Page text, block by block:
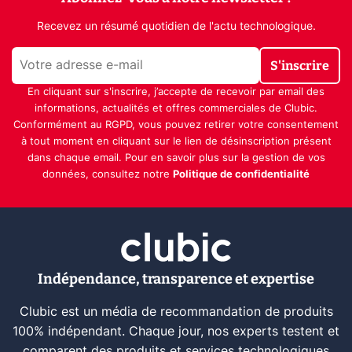
Recevez un résumé quotidien de l'actu technologique.
S'inscrire
En cliquant sur s'inscrire, j’accepte de recevoir par email des
informations, actualités et offres commerciales de Clubic.
Conformément au RGPD, vous pouvez retirer votre consentement
à tout moment en cliquant sur le lien de désinscription présent
dans chaque email. Pour en savoir plus sur la gestion de vos
données, consultez notre Politique de confidentialité
Indépendance, transparence et expertise
Clubic est un média de recommandation de produits
100% indépendant. Chaque jour, nos experts testent et